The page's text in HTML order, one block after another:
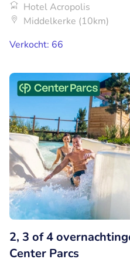
Hotel Acropolis
Middelkerke (10km)
Verkocht: 66
2, 3 of 4
Center Parcs